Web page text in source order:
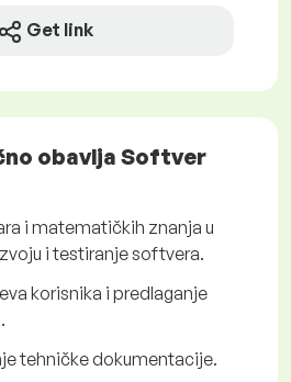
Get link
obavlja Softver
i matematičkih znanja u
i testiranje softvera.
korisnika i predlaganje
tehničke dokumentacije.